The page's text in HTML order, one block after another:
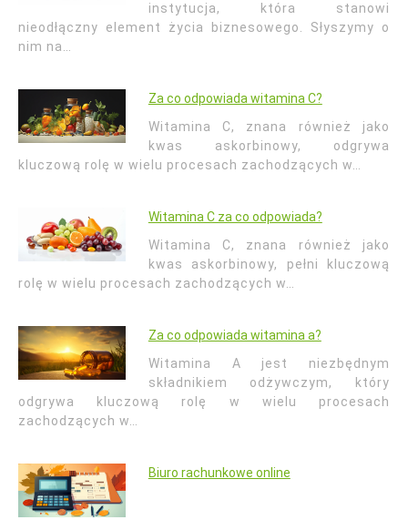
instytucja, która stanowi
nieodłączny element życia biznesowego. Słyszymy o
nim na…
Za co odpowiada witamina C?
Witamina C, znana również jako
kwas askorbinowy, odgrywa
kluczową rolę w wielu procesach zachodzących w…
Witamina C za co odpowiada?
Witamina C, znana również jako
kwas askorbinowy, pełni kluczową
rolę w wielu procesach zachodzących w…
Za co odpowiada witamina a?
Witamina A jest niezbędnym
składnikiem odżywczym, który
odgrywa kluczową rolę w wielu procesach
zachodzących w…
Biuro rachunkowe online